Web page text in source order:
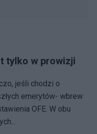
tylko w prowizji
jeśli chodzi o
emerytów- wbrew
OFE. W obu